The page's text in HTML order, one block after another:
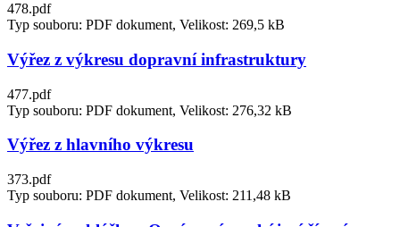
478.pdf
Typ souboru: PDF dokument, Velikost: 269,5 kB
Výřez z výkresu dopravní infrastruktury
477.pdf
Typ souboru: PDF dokument, Velikost: 276,32 kB
Výřez z hlavního výkresu
373.pdf
Typ souboru: PDF dokument, Velikost: 211,48 kB